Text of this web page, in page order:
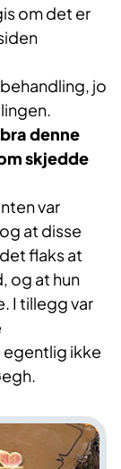
om det er
jo
denne
skjedde
var
at disse
flaks at
og at hun
I tillegg var
ikke